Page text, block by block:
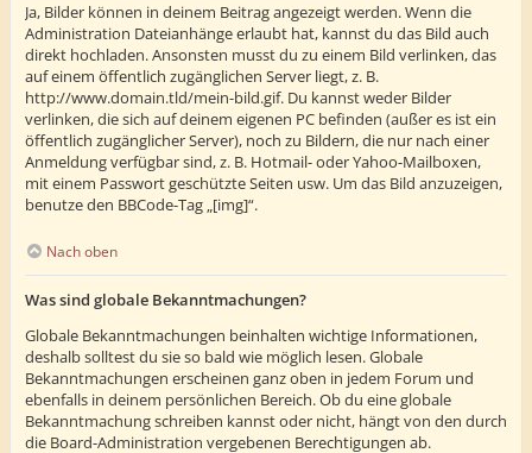
Ja, Bilder können in deinem Beitrag angezeigt werden. Wenn die
Administration Dateianhänge erlaubt hat, kannst du das Bild auch
direkt hochladen. Ansonsten musst du zu einem Bild verlinken, das
auf einem öffentlich zugänglichen Server liegt, z. B.
http://www.domain.tld/mein-bild.gif. Du kannst weder Bilder
verlinken, die sich auf deinem eigenen PC befinden (außer es ist ein
öffentlich zugänglicher Server), noch zu Bildern, die nur nach einer
Anmeldung verfügbar sind, z. B. Hotmail- oder Yahoo-Mailboxen,
mit einem Passwort geschützte Seiten usw. Um das Bild anzuzeigen,
benutze den BBCode-Tag „[img]“.
Nach oben
Was sind globale Bekanntmachungen?
Globale Bekanntmachungen beinhalten wichtige Informationen,
deshalb solltest du sie so bald wie möglich lesen. Globale
Bekanntmachungen erscheinen ganz oben in jedem Forum und
ebenfalls in deinem persönlichen Bereich. Ob du eine globale
Bekanntmachung schreiben kannst oder nicht, hängt von den durch
die Board-Administration vergebenen Berechtigungen ab.